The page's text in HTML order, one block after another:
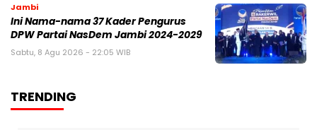
Jambi
Ini Nama-nama 37 Kader Pengurus
DPW Partai NasDem Jambi 2024-2029
Sabtu, 8 Agu 2026 - 22:05 WIB
TRENDING